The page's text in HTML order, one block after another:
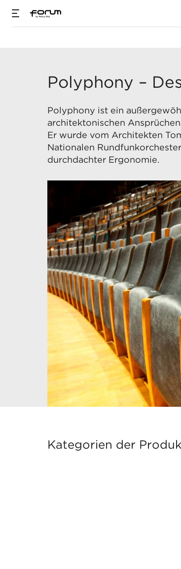
Polyphony –
Polyphony ist ein
architektonischen
Er wurde vom Architekten
Nationalen
durchdachter Ergonomie.
Kategorien der